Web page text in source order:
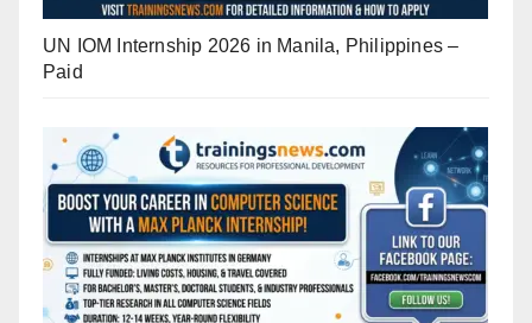
UN IOM Internship 2026 in Manila, Philippines –
Paid